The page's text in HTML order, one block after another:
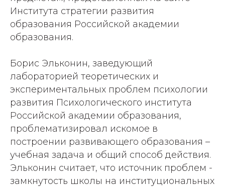
Института стратегии развития
образования Российской академии
образования.
Борис Эльконин, заведующий
лабораторией теоретических и
экспериментальных проблем психологии
развития Психологического института
Российской академии образования,
проблематизировал искомое в
построении развивающего образования –
учебная задача и общий способ действия.
Эльконин считает, что источник проблем -
замкнутость школы на институциональных